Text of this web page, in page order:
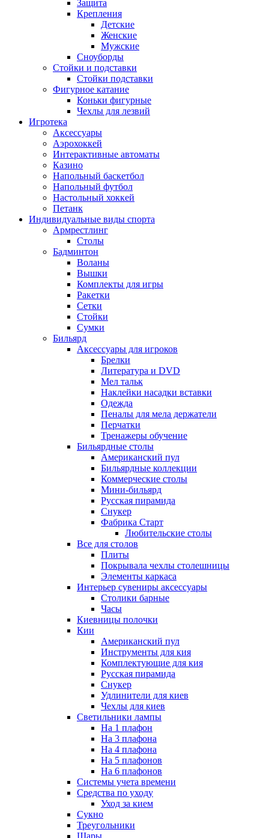
Защита
Крепления
Детские
Женские
Мужские
Сноуборды
Стойки и подставки
Cтойки подставки
Фигурное катание
Коньки фигурные
Чехлы для лезвий
Игротека
Аксессуары
Аэрохоккей
Интерактивные автоматы
Казино
Напольный баскетбол
Напольный футбол
Настольный хоккей
Петанк
Индивидуальные виды спорта
Армрестлинг
Столы
Бадминтон
Воланы
Вышки
Комплекты для игры
Ракетки
Сетки
Стойки
Сумки
Бильярд
Аксессуары для игроков
Брелки
Литература и DVD
Мел тальк
Наклейки насадки вставки
Одежда
Пеналы для мела держатели
Перчатки
Тренажеры обучение
Бильярдные столы
Американский пул
Бильярдные коллекции
Коммерческие столы
Мини-бильярд
Русская пирамида
Снукер
Фабрика Старт
Любительские столы
Все для столов
Плиты
Покрывала чехлы столешницы
Элементы каркаса
Интерьер сувениры аксессуары
Столики барные
Часы
Киевницы полочки
Кии
Американский пул
Инструменты для кия
Комплектующие для кия
Русская пирамида
Снукер
Удлинители для киев
Чехлы для киев
Светильники лампы
На 1 плафон
На 3 плафона
На 4 плафона
На 5 плафонов
На 6 плафонов
Системы учета времени
Средства по уходу
Уход за кием
Сукно
Треугольники
Шары